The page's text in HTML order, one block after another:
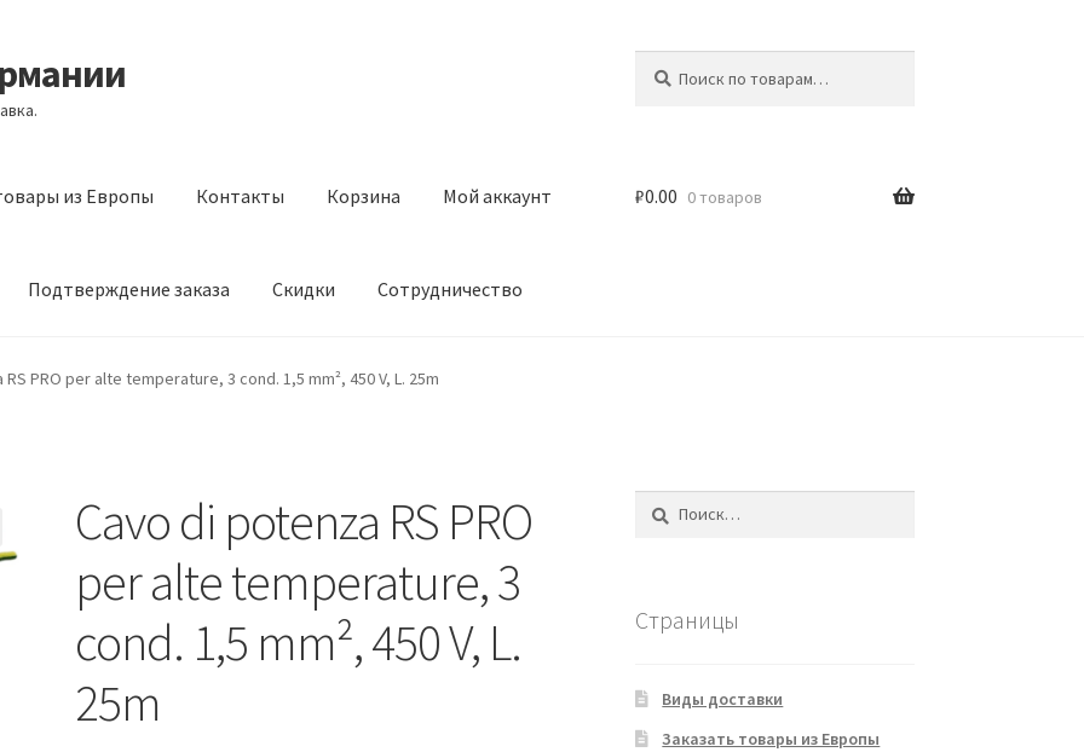
из Европы Контакты Корзина Мой аккаунт
Подтверждение заказа Скидки Сотрудничество
Контакты Корзина Мой аккаунт Оставить отзыв
₽0.00 0 товаров
PRO per alte temperature, 3 cond. 1,5 mm², 450 V, L. 25m
Cavo di potenza RS PRO
per alte temperature, 3
cond. 1,5 mm², 450 V, L.
25m
Страницы
Виды доставки
Заказать товары из Европы